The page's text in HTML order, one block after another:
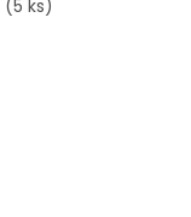
(5 ks)